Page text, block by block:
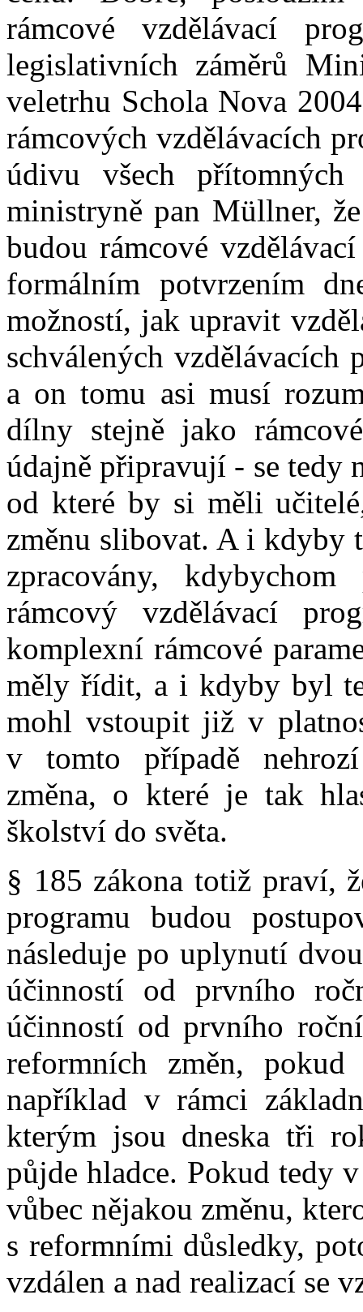
rámcové vzdělávací
legislativních záměrů
veletrhu Schola Nova
rámcových vzdělávacích
údivu všech přítomných
ministryně pan Müllner,
budou rámcové
formálním potvrzením
možností, jak upravit
schválených vzdělávacích
a on tomu asi musí
dílny stejně jako
údajně připravují - se tedy
od které by si měli
změnu slibovat. A i kdyby
zpracovány,
rámcový vzdělávací
komplexní rámcové
měly řídit, a i kdyby byl
mohl vstoupit již v
v tomto případě
změna, o které je tak
školství do světa.
§ 185 zákona totiž praví,
programu budou
následuje po uplynutí
účinností od prvního
účinností od prvního
reformních změn,
například v rámci
kterým jsou dneska tři
půjde hladce. Pokud tedy
vůbec nějakou změnu,
s reformními důsledky,
vzdálen a nad realizací se